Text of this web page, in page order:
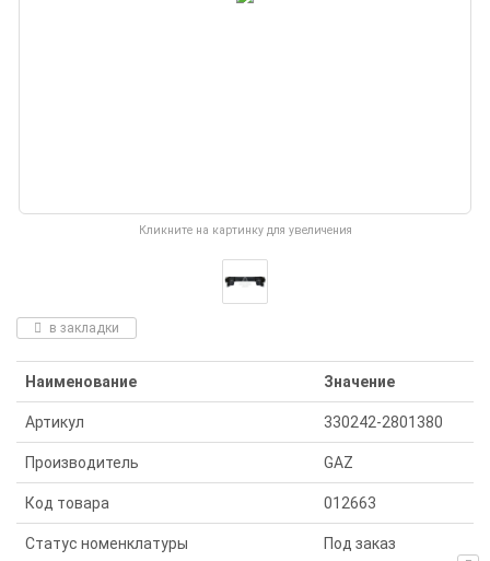
Кликните на картинку для увеличения
в закладки
Наименование Значение
Артикул 330242-2801380
Производитель GAZ
Код товара 012663
Статус номенклатуры Под заказ